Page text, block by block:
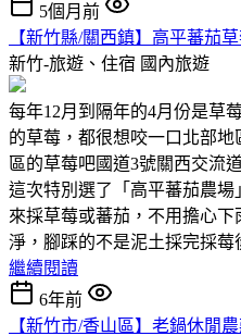
5個月前
【新竹縣/關西鎮】高平蕃茄
新竹-旅遊、住宿 國內旅遊
每年12月到隔年的4月份是草
的草莓，都很想咬一口北部
區的草莓吧國道3號關西交流
這次特別選了「高平蕃茄農
來採草莓或蕃茄，不用擔心
淨，腳踩的不是泥土採完採
繼續閱讀
6年前
【新竹市/香山區】老鍋休閒